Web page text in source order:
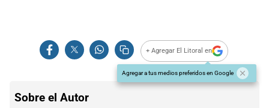
+ Agregar El Litoral en
Agregar a tus medios preferidos en Google
Sobre el Autor